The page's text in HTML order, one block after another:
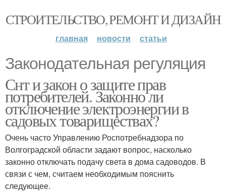
СТРОИТЕЛЬСТВО, РЕМОНТ И ДИЗАЙН
главная новости статьи
Законодательная регуляция
Снт и закон о защите прав
потребителей. Законно ли
отключение электроэнергии в
садовых товариществах?
Очень часто Управлению Роспотребнадзора по
Волгоградской области задают вопрос, насколько
законно отключать подачу света в дома садоводов. В
связи с чем, считаем необходимым пояснить
следующее.